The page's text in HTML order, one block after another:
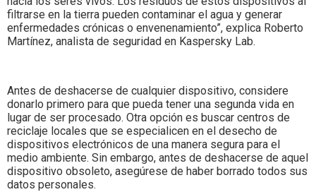
filtrarse en la tierra pueden contaminar el agua y generar
enfermedades crónicas o envenenamiento”, explica Roberto
Martínez, analista de seguridad en Kaspersky Lab.
Antes de deshacerse de cualquier dispositivo, considere
donarlo primero para que pueda tener una segunda vida en
lugar de ser procesado. Otra opción es buscar centros de
reciclaje locales que se especialicen en el desecho de
dispositivos electrónicos de una manera segura para el
medio ambiente. Sin embargo, antes de deshacerse de aquel
dispositivo obsoleto, asegúrese de haber borrado todos sus
datos personales.